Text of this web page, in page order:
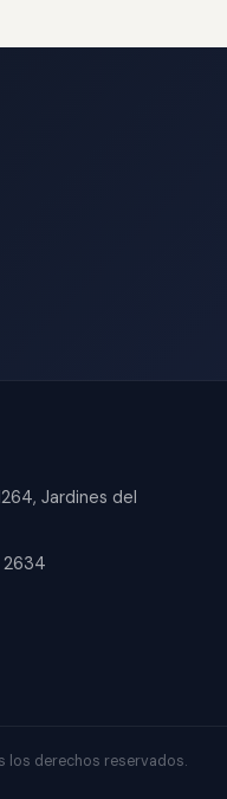
Jardines del
2634
los derechos reservados.